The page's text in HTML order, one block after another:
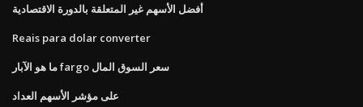
أفضل الأسهم غير المتعلقة بالدورة الاقتصادية
Reais para dolar converter
ما هو الآبار fargo سعر السوق المال
على مؤشر الأسهم العداد